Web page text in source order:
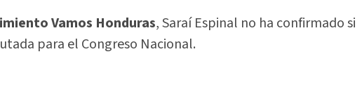
Vamos Honduras, Saraí Espinal no ha confirmado si
para el Congreso Nacional.